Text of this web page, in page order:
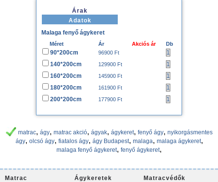
Árak
Adatok
Malaga fenyő ágykeret
Méret Ár Akciós ár Db
90*200cm 96900 Ft
140*200cm 129900 Ft
160*200cm 145900 Ft
180*200cm 161900 Ft
200*200cm 177900 Ft
matrac, ágy, matrac akció, ágyak, ágykeret, fenyő ágy, nyikorgásmentes
ágy, olcsó ágy, fiatalos ágy, ágy Budapest, malaga, malaga ágykeret,
malaga fenyő ágykeret, fenyő ágykeret,
Matrac Ágykeretek Matracvédők